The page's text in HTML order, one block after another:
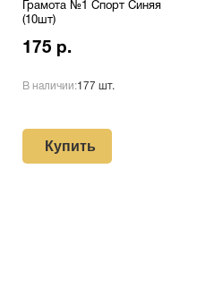
Грамота №1 Спорт Синяя
(10шт)
175 р.
В наличии:177 шт.
Купить